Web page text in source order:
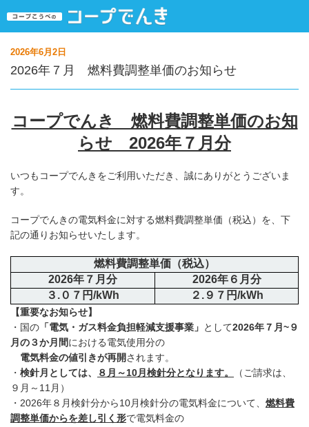
2026年6月2日
2026年７月 燃料費調整単価のお知らせ
コープでんき 燃料費調整単価のお知
らせ 2026年７ 月分
いつもコープでんきをご利用いただき、誠にありがとうございま
す。
コープでんきの電気料金に対する燃料費調整単価（税込）を、下
記の通りお知らせいたします。
燃料費調整単価（税込）
2026年７月分
2026年６月分
３.０７円/kWh
２.９７円/kWh
【重要なお知らせ】
・ 国の 「電気・ガス料金負担軽減支援事業」 として2026年７月~９
月の３か月間における電気使用分の
電気料金の値引きが再開されます。
・ 検針月としては、 ８月～10月検針分となります。
（ご請求は、
９月～11月）
・2026年８月検針分から10月検針分の電気料金について、 燃料費
調整単価からを差し引く形で電気料金の